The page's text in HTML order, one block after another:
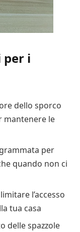
per i
dello sporco
mantenere le
per
quando non ci
l’accesso
tua casa
delle spazzole